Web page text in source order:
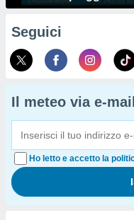
Seguici
Il meteo via e-mail
Ho letto e accetto la